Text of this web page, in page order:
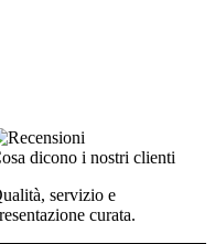
dicono i nostri clienti
servizio e
curata.